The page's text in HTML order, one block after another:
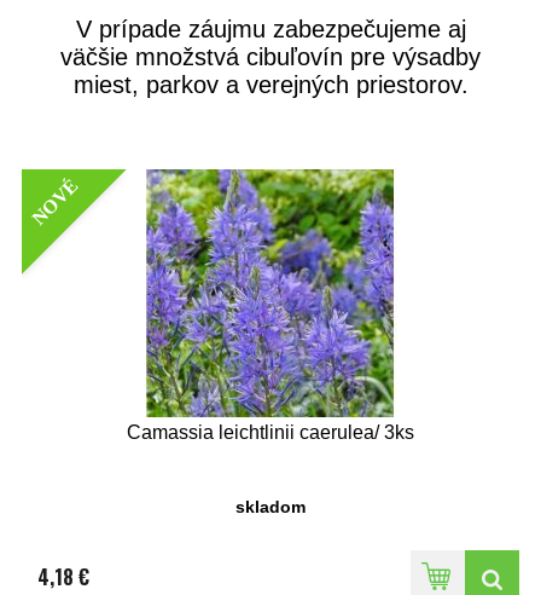
V prípade záujmu zabezpečujeme aj
väčšie množstvá cibuľovín pre výsadby
miest, parkov a verejných priestorov.
NOVÉ
Camassia leichtlinii caerulea/ 3ks
skladom
4,18 €